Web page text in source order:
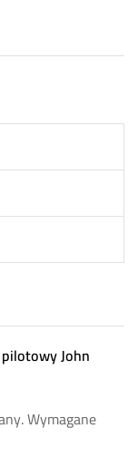
John
Wymagane